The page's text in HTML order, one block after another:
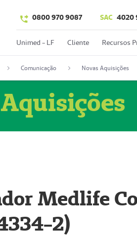
0800 970 9087 SAC 4020
Unimed - LF Cliente Recursos
Comunicação Novas Aquisições
Medlife
2)